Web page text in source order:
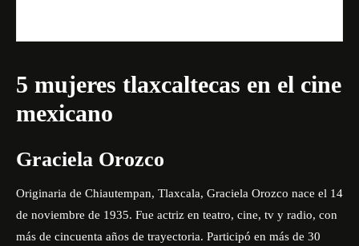
5 mujeres tlaxcaltecas en el cine
mexicano
Graciela Orozco
Originaria de Chiautempan, Tlaxcala, Graciela Orozco nace el 14
de noviembre de 1935. Fue actriz en teatro, cine, tv y radio, con
más de cincuenta años de trayectoria. Participó en más de 30